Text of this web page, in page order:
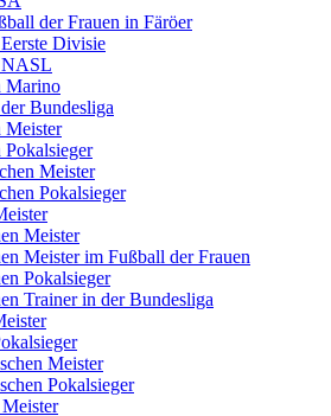
der Frauen in Färöer
Divisie
NASL
Marino
Bundesliga
Meister
Meister
Pokalsieger
Meister
Meister im Fußball der Frauen
Pokalsieger
Trainer in der Bundesliga
Meister
Pokalsieger